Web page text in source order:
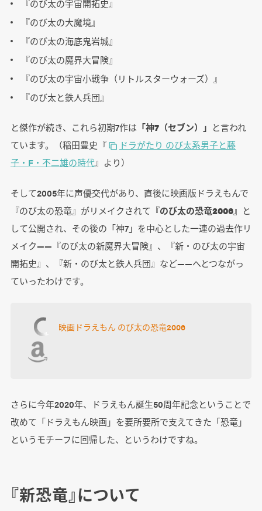
『のび太の宇宙開拓史』
『のび太の大魔境』
『のび太の海底鬼岩城』
『のび太の魔界大冒険』
『のび太の宇宙小戦争（リトルスターウォーズ）』
『のび太と鉄人兵団』
と傑作が続き、これら初期7作は 「神7（セブン）」 と言われ
ています。（稲田豊史『
ドラがたり のび太系男子と藤
子・F・不二雄の時代』より）
そして2005年に声優交代があり、直後に映画版ドラえもんで
『のび太の恐竜』がリメイクされて 『のび太の恐竜2006』 と
して公開され、その後の「神7」を中心とした一連の過去作リ
メイク――『のび太の新魔界大冒険』、『新・のび太の宇宙
開拓史』、『新・のび太と鉄人兵団』など――へとつながっ
ていったわけです。
映画ドラえもん のび太の恐竜2006
さらに今年2020年、ドラえもん誕生50周年記念ということで
改めて「ドラえもん映画」を要所要所で支えてきた「恐竜」
というモチーフに回帰した、というわけですね。
『新恐竜』について